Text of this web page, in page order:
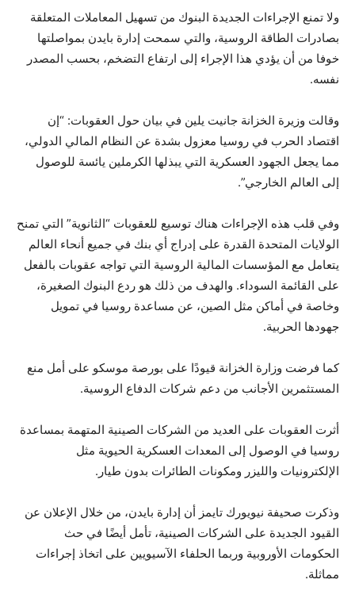
ولا تمنع الإجراءات الجديدة البنوك من تسهيل المعاملات المتعلقة
بصادرات الطاقة الروسية، والتي سمحت إدارة بايدن بمواصلتها
خوفا من أن يؤدي هذا الإجراء إلى ارتفاع التضخم، بحسب المصدر
نفسه.
وقالت وزيرة الخزانة جانيت يلين في بيان حول العقوبات: “إن
اقتصاد الحرب في روسيا معزول بشدة عن النظام المالي الدولي،
مما يجعل الجهود العسكرية التي يبذلها الكرملين يائسة للوصول
إلى العالم الخارجي”.
وفي قلب هذه الإجراءات هناك توسيع للعقوبات “الثانوية” التي تمنح
الولايات المتحدة القدرة على إدراج أي بنك في جميع أنحاء العالم
يتعامل مع المؤسسات المالية الروسية التي تواجه عقوبات بالفعل
على القائمة السوداء. والهدف من ذلك هو ردع البنوك الصغيرة،
وخاصة في أماكن مثل الصين، عن مساعدة روسيا في تمويل
جهودها الحربية.
كما فرضت وزارة الخزانة قيودًا على بورصة موسكو على أمل منع
المستثمرين الأجانب من دعم شركات الدفاع الروسية.
أثرت العقوبات على العديد من الشركات الصينية المتهمة بمساعدة
روسيا في الوصول إلى المعدات العسكرية الحيوية مثل
الإلكترونيات والليزر ومكونات الطائرات بدون طيار.
وذكرت صحيفة نيويورك تايمز أن إدارة بايدن، من خلال الإعلان عن
القيود الجديدة على الشركات الصينية، تأمل أيضًا في حث
الحكومات الأوروبية وربما الحلفاء الآسيويين على اتخاذ إجراءات
مماثلة.